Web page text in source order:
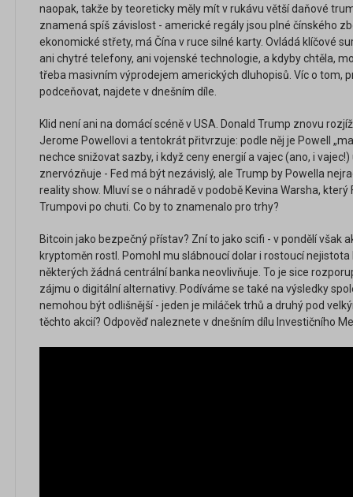
naopak, takže by teoreticky měly mít v rukávu větší daňové
znamená spíš závislost - americké regály jsou plné čínského
ekonomické střety, má Čína v ruce silné karty. Ovládá klíčové
ani chytré telefony, ani vojenské technologie, a kdyby chtěla,
třeba masivním výprodejem amerických dluhopisů. Víc o tom,
podceňovat, najdete v dnešním díle.
Klid není ani na domácí scéně v USA. Donald Trump znovu
Jerome Powellovi a tentokrát přitvrzuje: podle něj je Powell
nechce snižovat sazby, i když ceny energií a vajec (ano, i
znervózňuje - Fed má být nezávislý, ale Trump by Powella
reality show. Mluví se o náhradě v podobě Kevina Warsha,
Trumpovi po chuti. Co by to znamenalo pro trhy?
Bitcoin jako bezpečný přístav? Zní to jako scifi - v pondělí však
kryptoměn rostl. Pomohl mu slábnoucí dolar i rostoucí
některých žádná centrální banka neovlivňuje. To je sice
zájmu o digitální alternativy. Podíváme se také na výsledky
nemohou být odlišnější - jeden je miláček trhů a druhý pod
těchto akcií? Odpověď naleznete v dnešním dílu Investičního